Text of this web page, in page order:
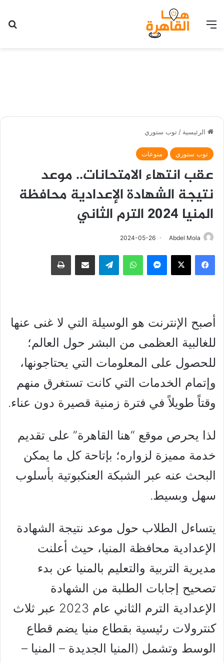
القائمة
الرئيسية / توب ستوري
توب ستوري منوعات
عقب انتهاء الامتحانات.. موعد
نتيجة الشهادة الإعدادية محافظة
المنيا 2024 الترم الثاني
Abdel Mola
2024-05-26
فيسبوك ‫X ماسنجر واتساب تيلقرام مشاركة عبر البريد طباعة
أصبح الإنترنت هو الوسيلة التي لا غنى عنها
للغالبية العظمى من البشر حول العالم؛
للحصول على المعلومات التي يحتاجونها،
وإتمام الخدمات التي كانت تستغرق منهم
وقتاً طويلاً في فترة زمنية قصيرة دون عناء.
لذا يحرص موقع “هنا القاهرة” على تقديم
خدمة مميزة لزواره؛ بإتاحة كل ما يمكن
البحث عنه عبر الشبكة العنكبوتية بأسلوب
سهل وبسيط.
يتساءل الطلاب حول موعد نتيجة الشهادة
الإعدادية محافظة المنيا، حيث أعلنت
مديرية التربية والتعليم بالمنيا عن بدء
تصحيح إجابات الطلبة من الشهادة
الإعدادية الترم الثاني عام 2023 عبر ثلاث
كنترولات رئيسية بقطاع منيا يضم قطاع
الوسط وتشمل (المنيا الجديدة – المنيا –